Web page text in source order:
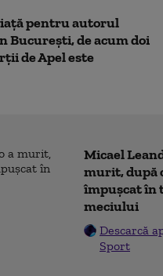
pentru autorul
București, de acum doi
de Apel este
Micael
murit, după
împușcat în
meciului
Descarcă
Sport